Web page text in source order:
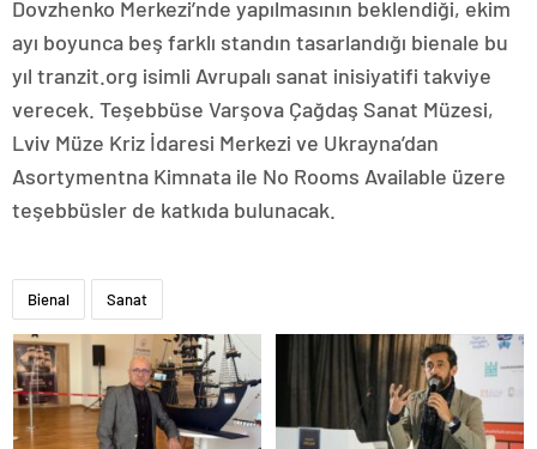
Dovzhenko Merkezi’nde yapılmasının beklendiği, ekim
ayı boyunca beş farklı standın tasarlandığı bienale bu
yıl tranzit.org isimli Avrupalı sanat inisiyatifi takviye
verecek. Teşebbüse Varşova Çağdaş Sanat Müzesi,
Lviv Müze Kriz İdaresi Merkezi ve Ukrayna’dan
Asortymentna Kimnata ile No Rooms Available üzere
teşebbüsler de katkıda bulunacak.
Bienal Sanat